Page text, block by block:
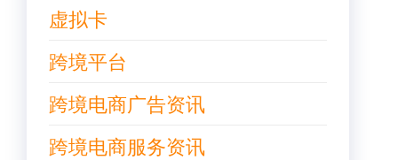
虚拟卡
跨境平台
跨境电商广告资讯
跨境电商服务资讯